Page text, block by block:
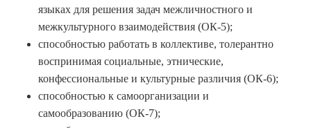
языках для решения задач межличностного и
межкультурного взаимодействия (ОК-5);
способностью работать в коллективе, толерантно
воспринимая социальные, этнические,
конфессиональные и культурные различия (ОК-6);
способностью к самоорганизации и
самообразованию (ОК-7);